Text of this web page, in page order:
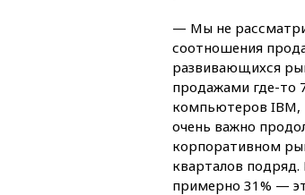
— Мы не
соотношения
развивающихся
продажами где-то
компьютеров IBM,
очень важно
корпоративном
кварталов
примерно 31% —